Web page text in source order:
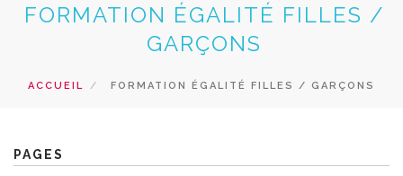
ACTIONS PEDAGOGIQUES
RECHERCHER
FORMATION ÉGALITÉ FILLES /
GARÇONS
ACCUEIL FORMATION ÉGALITÉ FILLES / GARÇONS
PAGES